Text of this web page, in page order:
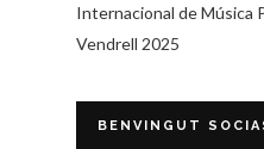
Internacional de Música
Vendrell 2025
BENVINGUT